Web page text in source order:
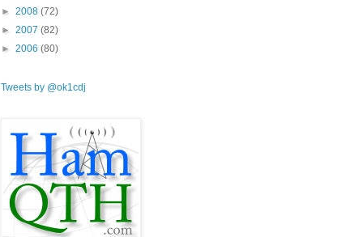
► 2008 (72)
► 2007 (82)
► 2006 (80)
Tweets by @ok1cdj